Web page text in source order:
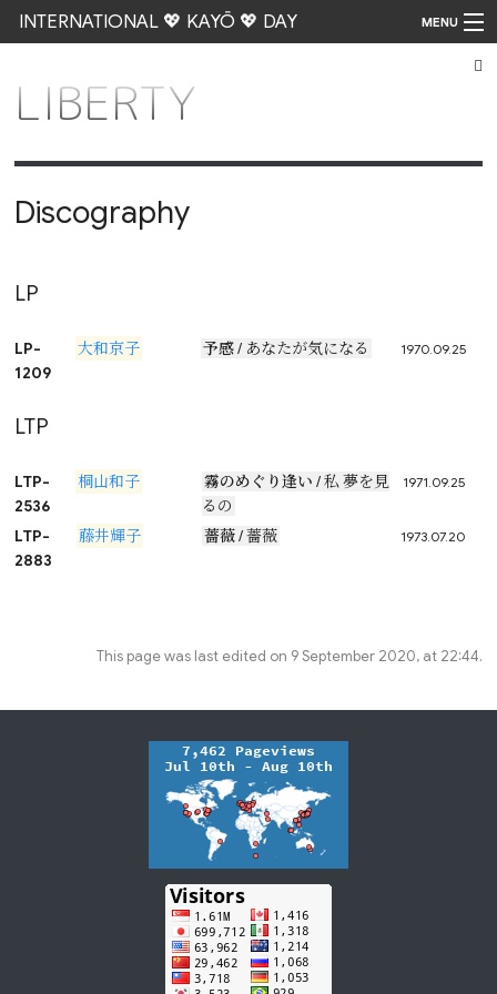
INTERNATIONAL 💖 KAYŌ 💖 DAY MENU
LIBERTY
Discography
LP
LP-
1209
大和京子 予感/ あなたが気になる 1970.09.25
LTP
LTP-
2536
桐山和子 霧のめぐり逢い / 私 夢を見
るの
1971.09.25
LTP-
2883
藤井輝子 薔薇/ 薔薇 1973.07.20
This page was last edited on 9 September 2020, at 22:44.